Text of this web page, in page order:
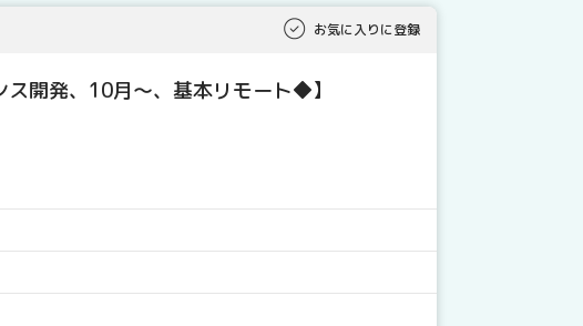
お気に入りに登録
開発、10月～、基本リモート◆】